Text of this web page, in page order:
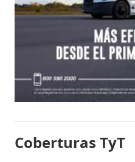
Coberturas TyT